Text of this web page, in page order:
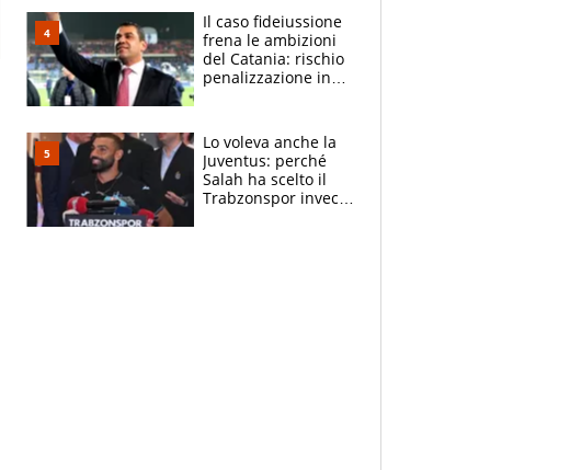
attacco all’Italia
Il caso fideiussione
frena le ambizioni
del Catania: rischio
penalizzazione in
Lo voleva anche la
Juventus: perché
Salah ha scelto il
Trabzonspor invece